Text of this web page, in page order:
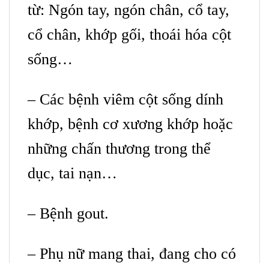
từ: Ngón tay, ngón chân, cổ tay,
cổ chân, khớp gối, thoái hóa cột
sống…
– Các bệnh viêm cột sống dính
khớp, bệnh cơ xương khớp hoặc
những chấn thương trong thể
dục, tai nạn…
– Bệnh gout.
– Phụ nữ mang thai, đang cho có